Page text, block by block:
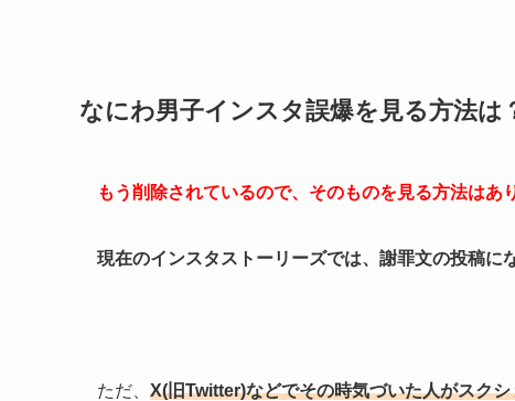
なにわ男子インスタ誤爆を見る方法は
もう削除されているので、そのものを見る方法はあ
現在のインスタストーリーズでは、謝罪文の投稿に
ただ、 X(旧Twitter)などでその時気づいた人がスク